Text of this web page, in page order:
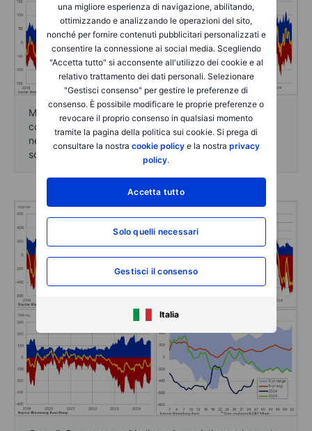
una migliore esperienza di navigazione, abilitando,
ottimizzando e analizzando le operazioni del sito,
nonché per fornire contenuti pubblicitari personalizzati e
consentire la connessione ai social media. Scegliendo
"Accetta tutto" si acconsente all'utilizzo dei cookie e al
relativo trattamento dei dati personali. Selezionare
"Gestisci consenso" per gestire le preferenze di
consenso. È possibile modificare le proprie preferenze o
revocare il proprio consenso in qualsiasi momento
tramite la pagina della politica sui cookie. Si prega di
consultare la nostra cookie policye la nostra privacy
policy.
Accetta tutto
Solo quelli necessari
Gestisci il consenso
Italia
Metalli: Ampie vendite guidate dall'oro e dall'argento,
con la posizione del platino che è tornata ad essere
netta Short, mentre tre settimane di acquisti di rame si
sono invertite con il crollo del prezzo del 5%.